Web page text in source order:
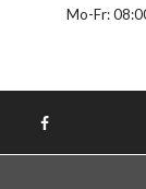
Mo-Fr: